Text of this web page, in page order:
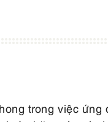
trong việc ứng